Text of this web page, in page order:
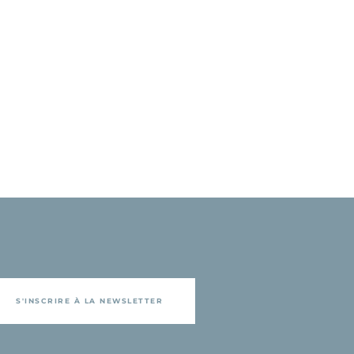
S'INSCRIRE À LA NEWSLETTER